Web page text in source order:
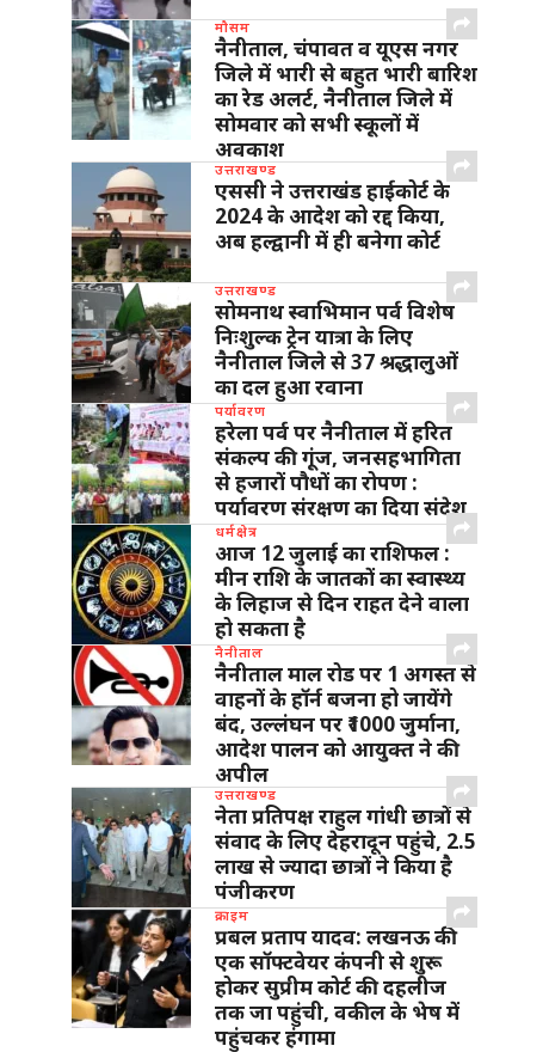
मौसम
नैनीताल, चंपावत व यूएस नगर
जिले में भारी से बहुत भारी बारिश
का रेड अलर्ट, नैनीताल जिले में
सोमवार को सभी स्कूलों में
अवकाश
उत्तराखण्ड
एससी ने उत्तराखंड हाईकोर्ट के
2024 के आदेश को रद्द किया,
अब हल्द्वानी में ही बनेगा कोर्ट
उत्तराखण्ड
सोमनाथ स्वाभिमान पर्व विशेष
निःशुल्क ट्रेन यात्रा के लिए
नैनीताल जिले से 37 श्रद्धालुओं
का दल हुआ रवाना
पर्यावरण
हरेला पर्व पर नैनीताल में हरित
संकल्प की गूंज, जनसहभागिता
से हजारों पौधों का रोपण :
पर्यावरण संरक्षण का दिया संदेश
धर्मक्षेत्र
आज 12 जुलाई का राशिफल :
मीन राशि के जातकों का स्वास्थ्य
के लिहाज से दिन राहत देने वाला
हो सकता है
नैनीताल
नैनीताल माल रोड पर 1 अगस्त से
वाहनों के हॉर्न बजना हो जायेंगे
बंद, उल्लंघन पर ₹1000 जुर्माना,
आदेश पालन को आयुक्त ने की
अपील
उत्तराखण्ड
नेता प्रतिपक्ष राहुल गांधी छात्रों से
संवाद के लिए देहरादून पहुंचे, 2.5
लाख से ज्यादा छात्रों ने किया है
पंजीकरण
क्राइम
प्रबल प्रताप यादव: लखनऊ की
एक सॉफ्टवेयर कंपनी से शुरू
होकर सुप्रीम कोर्ट की दहलीज
तक जा पहुंची, वकील के भेष में
पहुंचकर हंगामा